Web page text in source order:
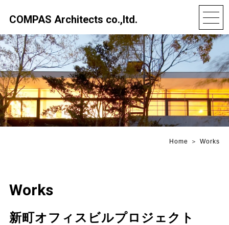
COMPAS Architects co.,ltd.
Home Works
Works
新町オフィスビルプロジェクト